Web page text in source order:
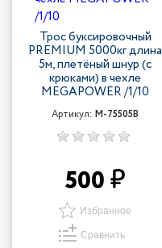
Трос буксировочный
PREMIUM 5000кг длина
5м, плетёный шнур (с
крюками) в чехле
MEGAPOWER /1/10
Артикул: M-75505B
500
Избранное
Сравнить